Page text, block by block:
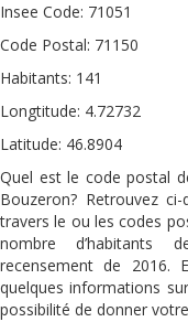
Insee Code: 71051
Code Postal: 71150
Habitants: 141
Longtitude: 4.72732
Latitude: 46.8904
Quel est le code postal
Bouzeron? Retrouvez
travers le ou les codes
nombre d’habitants
recensement de 2016.
quelques informations
possibilité de donner